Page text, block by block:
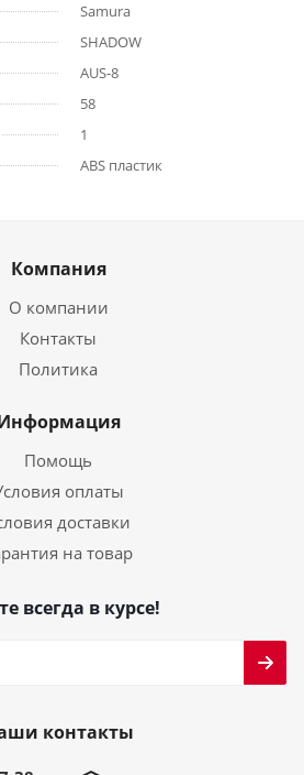
Samura
SHADOW
AUS-8
58
1
ABS пластик
Компания
О компании
Контакты
Политика
Помощь
оплаты
доставки
на товар
всегда в курсе!
контакты